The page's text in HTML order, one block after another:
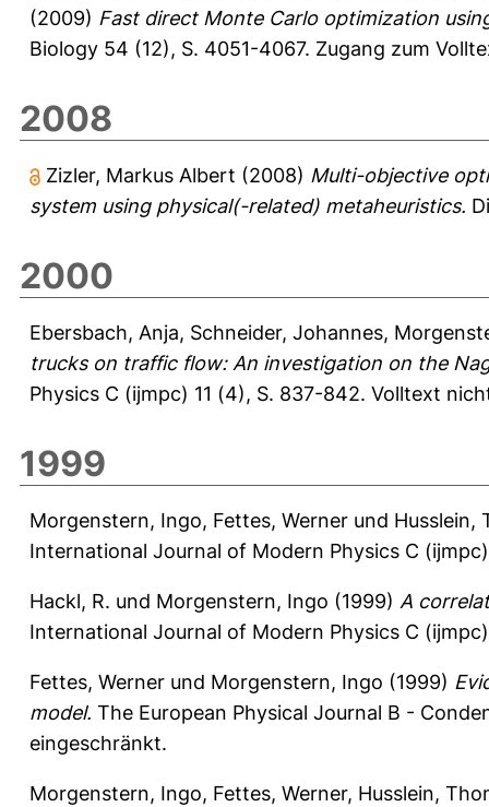
(2009) Fast direct Monte Carlo optimization
Biology 54 (12), S. 4051-4067. Zugang zum
2008
Zizler, Markus Albert (2008) Multi-objective
system using physical(-related) metaheuristics.
2000
Ebersbach, Anja, Schneider, Johannes,
trucks on traffic flow: An investigation on the
Physics C (ijmpc) 11 (4), S. 837-842. Volltext
1999
Morgenstern, Ingo, Fettes, Werner und Husslein,
International Journal of Modern Physics C
Hackl, R. und Morgenstern, Ingo (1999) A
International Journal of Modern Physics C
Fettes, Werner und Morgenstern, Ingo (1999)
model. The European Physical Journal B -
eingeschränkt.
Morgenstern, Ingo, Fettes, Werner, Husslein,